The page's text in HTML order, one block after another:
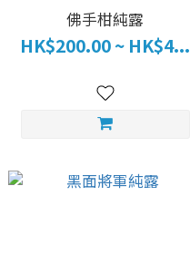
佛手柑純露
HK$200.00 ~ HK$4...